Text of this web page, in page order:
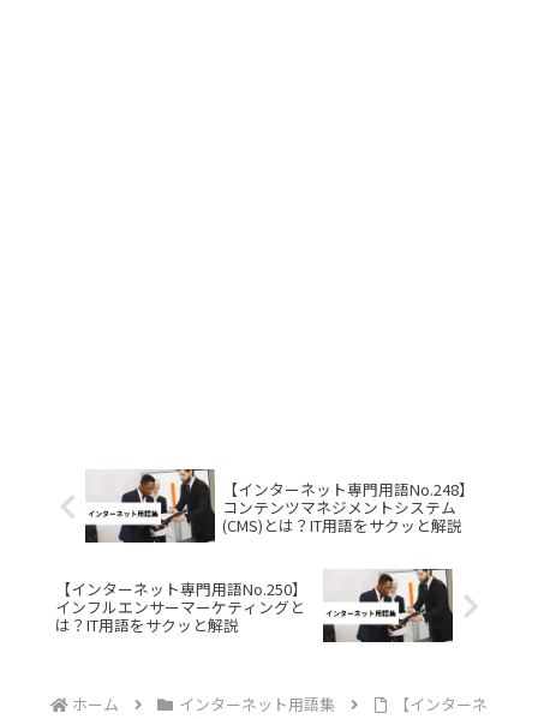
【インターネット専門用語No.248】
コンテンツマネジメントシステム
(CMS)とは？IT用語をサクッと解説
【インターネット専門用語No.250】
インフルエンサーマーケティングと
は？IT用語をサクッと解説
ホーム インターネット用語集
【インターネ